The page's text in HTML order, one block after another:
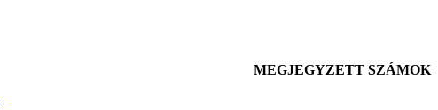
MEGJEGYZETT SZÁMOK